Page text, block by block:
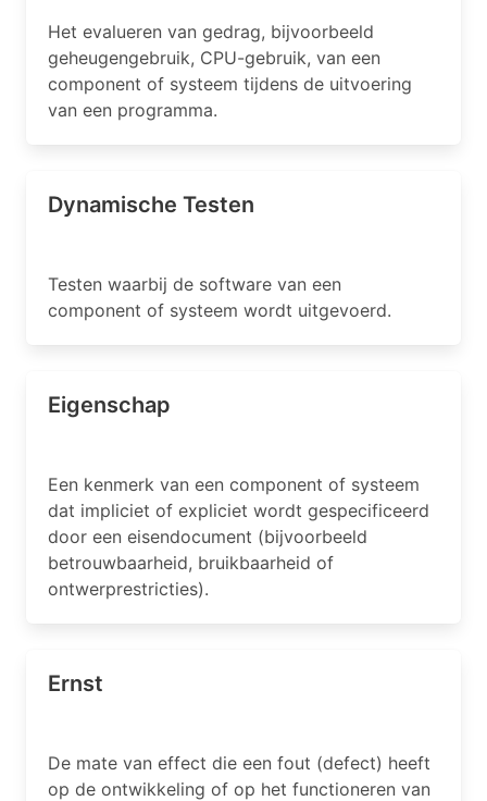
Het evalueren van gedrag, bijvoorbeeld
geheugengebruik, CPU-gebruik, van een
component of systeem tijdens de uitvoering
van een programma.
Dynamische Testen
Testen waarbij de software van een
component of systeem wordt uitgevoerd.
Eigenschap
Een kenmerk van een component of systeem
dat impliciet of expliciet wordt gespecificeerd
door een eisendocument (bijvoorbeeld
betrouwbaarheid, bruikbaarheid of
ontwerprestricties).
Ernst
De mate van effect die een fout (defect) heeft
op de ontwikkeling of op het functioneren van